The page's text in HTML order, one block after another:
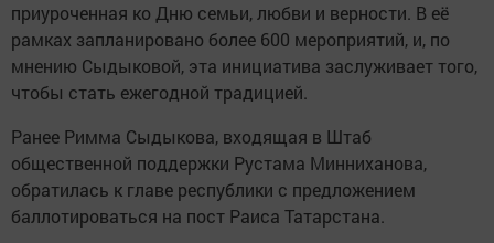
приуроченная ко Дню семьи, любви и верности. В её
рамках запланировано более 600 мероприятий, и, по
мнению Сыдыковой, эта инициатива заслуживает того,
чтобы стать ежегодной традицией.
Ранее Римма Сыдыкова, входящая в Штаб
общественной поддержки Рустама Минниханова,
обратилась к главе республики с предложением
баллотироваться на пост Раиса Татарстана.